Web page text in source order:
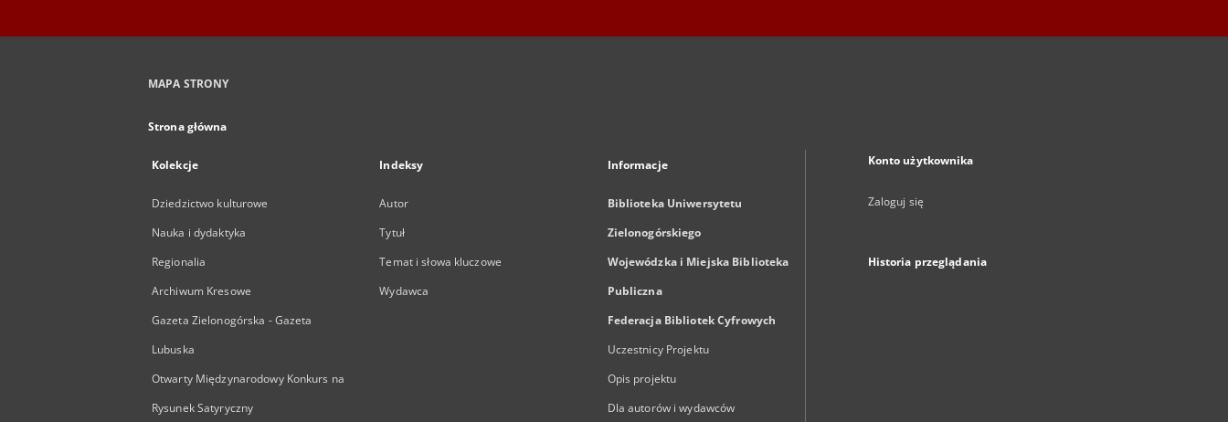
MAPA STRONY
Strona główna
Kolekcje
Dziedzictwo kulturowe
Nauka i dydaktyka
Regionalia
Archiwum Kresowe
Gazeta Zielonogórska - Gazeta
Lubuska
Otwarty Międzynarodowy Konkurs na
Rysunek Satyryczny
Indeksy
Autor
Tytuł
Temat i słowa kluczowe
Wydawca
Informacje
Biblioteka Uniwersytetu
Zielonogórskiego
Wojewódzka i Miejska Biblioteka
Publiczna
Federacja Bibliotek Cyfrowych
Uczestnicy Projektu
Opis projektu
Dla autorów i wydawców
Konto użytkownika
Zaloguj się
Historia przeglądania